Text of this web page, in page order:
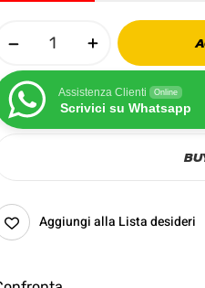
Assistenza Clienti Online
Scrivici su Whatsapp
Aggiungi alla Lista desideri